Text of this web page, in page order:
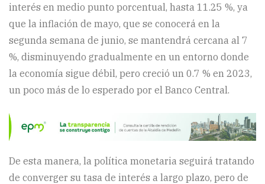
interés en medio punto porcentual, hasta 11.25 %, ya
que la inflación de mayo, que se conocerá en la
segunda semana de junio, se mantendrá cercana al 7
%, disminuyendo gradualmente en un entorno donde
la economía sigue débil, pero creció un 0.7 % en 2023,
un poco más de lo esperado por el Banco Central.
De esta manera, la política monetaria seguirá tratando
de converger su tasa de interés a largo plazo, pero de